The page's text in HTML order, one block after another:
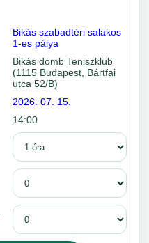
Bikás szabadtéri salakos
1-es pálya
Bikás domb Teniszklub
(1115 Budapest, Bártfai
utca 52/B)
2026. 07. 15.
14:00